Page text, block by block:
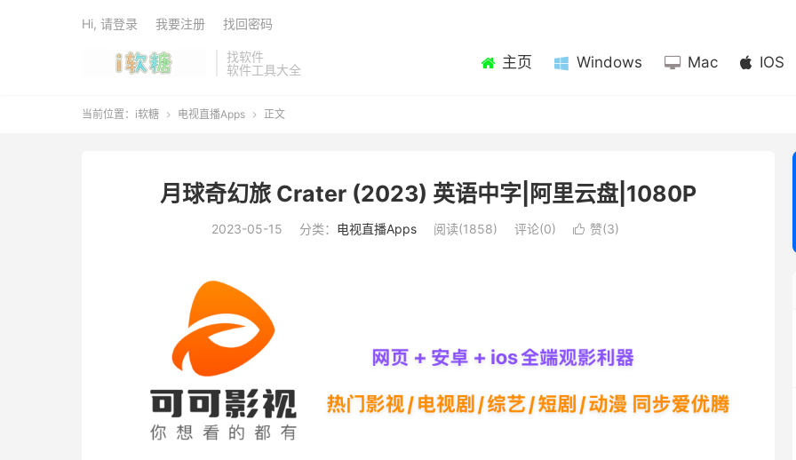
找软件
软件工具大全
主页 Windows Mac IOS
Hi, 请登录 我要注册 找回密码
当前位置： i软糖  电视直播Apps  正文
月球奇幻旅 Crater (2023) 英语中字|阿里云盘|1080P
2023-05-15 分类： 电视直播Apps 阅读(1858) 评论(0)  赞(3)